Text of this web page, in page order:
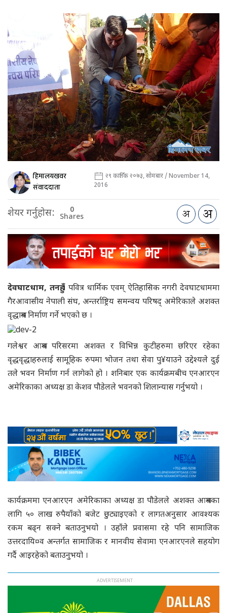
हिमालयखवर
संवाददाता
२९ कार्तिक २०७३, सोमबार / November 14,
2016
शेयर गर्नुहोस: 0
Shares
देवघाटधाम, तनहुँ । पवित्र धार्मिक एवम् ऐतिहासिक नगरी देवघाटधाममा
गैरआवासीय नेपाली संघ, अन्तर्राष्ट्रिय समन्वय परिषद् अमेरिकाले अशक्त
वृद्धाश्रम निर्माण गर्ने भएको छ ।
गलेश्वर आश्रम परिसरमा अशक्त र विभिन्न कुटीहरुमा छरिएर रहेका
वृद्धवृद्धाहरुलाई सामूहिक रुपमा भोजन तथा सेवा पु¥याउने उद्देश्यले दुई
तले भवन निर्माण गर्न लागेको हो । शनिबार एक कार्यक्रमबीच एनआरएन
अमेरिकाका अध्यक्ष डा केशव पौडेलले भवनको शिलान्यास गर्नुभयो ।
कार्यक्रममा एनआरएन अमेरिकाका अध्यक्ष डा पौडेलले अशक्त आश्रमका
लागि ५० लाख रुपैयाँको बजेट छुट्याइएको र लागतअनुसार आवश्यक
रकम बढ्न सक्ने बताउनुभयो । उहाँले प्रवासमा रहे पनि सामाजिक
उत्तरदायि¤व अन्तर्गत सामाजिक र मानवीय सेवामा एनआरएनले सहयोग
गर्दै आइरहेको बताउनुभयो ।